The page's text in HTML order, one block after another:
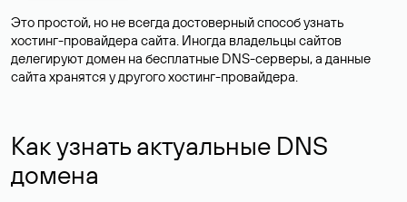
Это простой, но не всегда достоверный способ узнать
хостинг-провайдера сайта. Иногда владельцы сайтов
делегируют домен на бесплатные DNS-серверы, а данные
сайта хранятся у другого хостинг-провайдера.
Как узнать актуальные DNS
домена